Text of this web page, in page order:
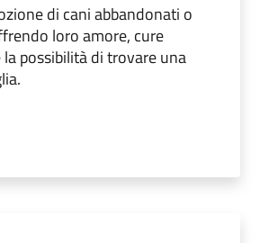
di cani abbandonati o
loro amore, cure
possibilità di trovare una